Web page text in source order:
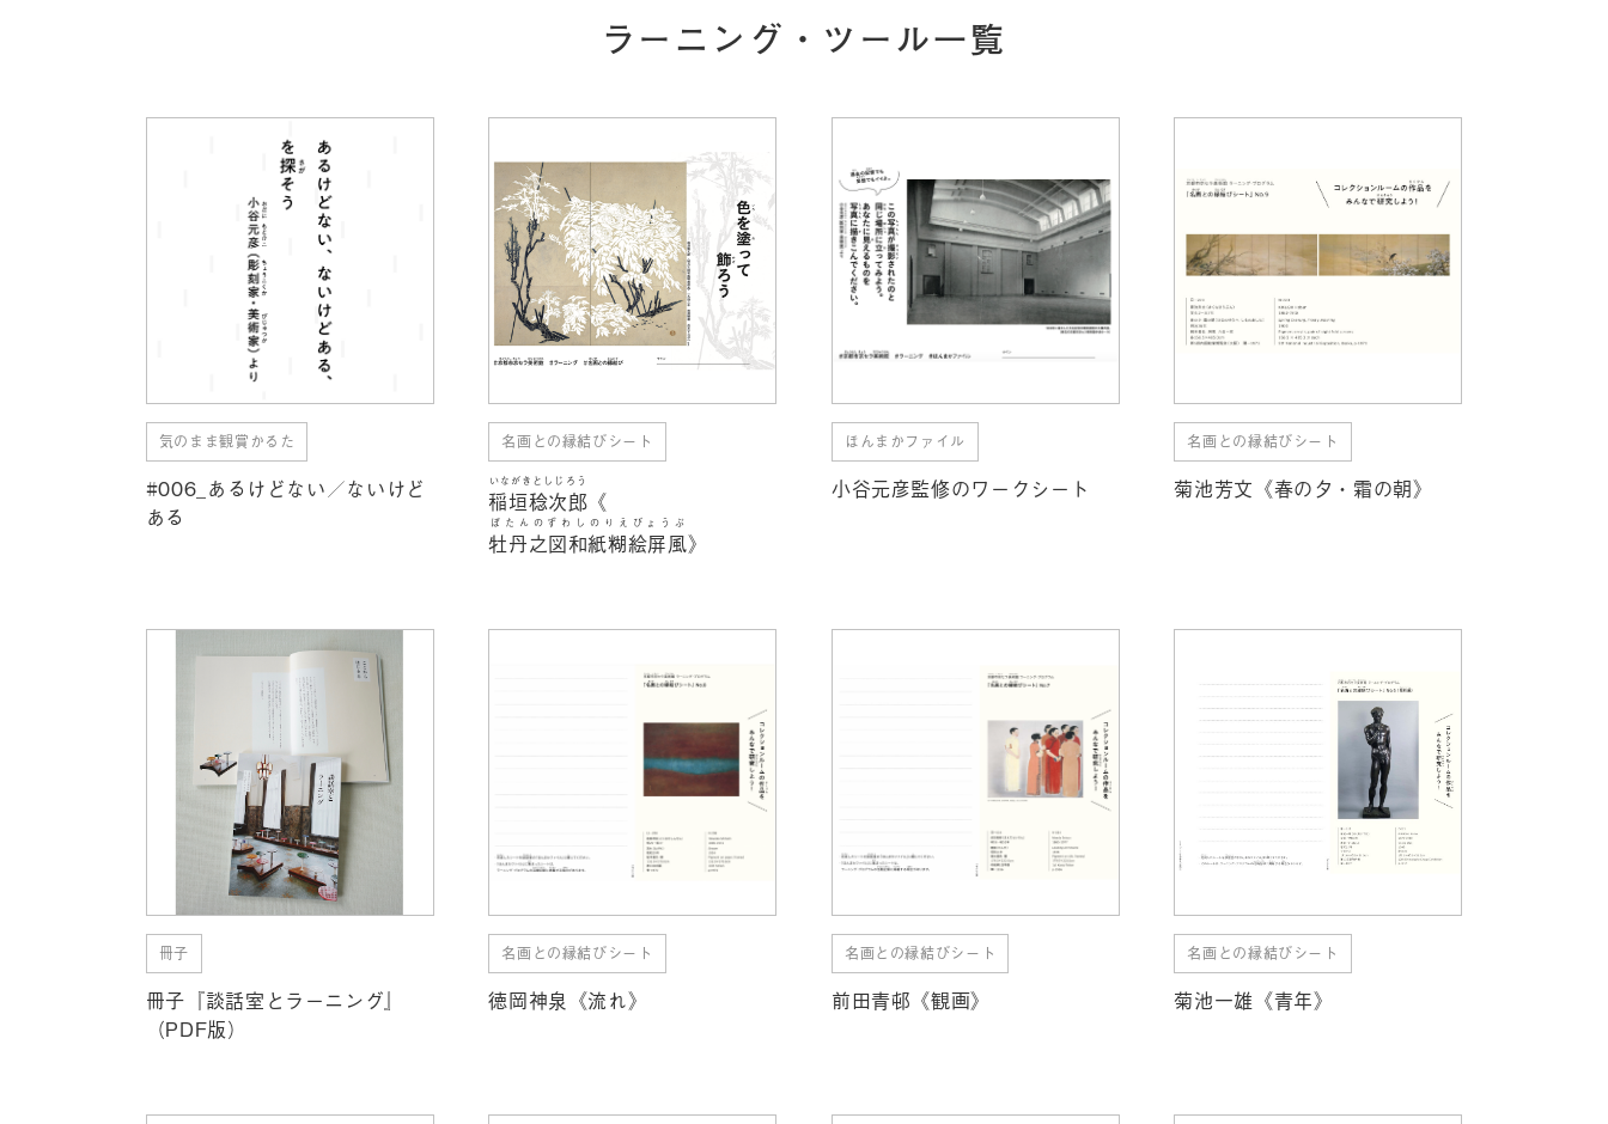
ラーニング・ツール一覧
気のまま観賞かるた
#006_あるけどない／ないけど
ある
名画との縁結びシート
稲垣稔次郎
いながきとしじろう
《
牡丹之図和紙糊絵屏風
ぼたんのずわしのりえびょうぶ
》
ほんまかファイル
小谷元彦監修のワークシート
名画との縁結びシート
菊池芳文《春の夕・霜の朝》
冊子
冊子『談話室とラーニング』
（PDF版）
名画との縁結びシート
徳岡神泉《流れ》
名画との縁結びシート
前田青邨《観画》
名画との縁結びシート
菊池一雄《青年》